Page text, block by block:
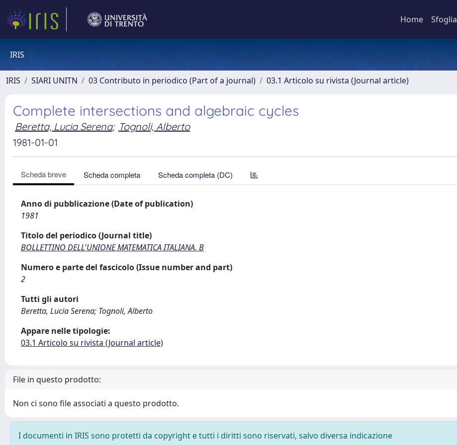
Home Sfoglia
IRIS
IRIS SIARI UNITN 03 Contributo in periodico (Part of a journal) 03.1 Articolo su rivista (Journal article)
Complete intersections and algebraic cycles
Beretta, Lucia Serena; Tognoli, Alberto
1981-01-01
Scheda breve Scheda completa Scheda completa (DC)
Anno di pubblicazione (Date of publication)
1981
Titolo del periodico (Journal title)
BOLLETTINO DELL'UNIONE MATEMATICA ITALIANA. B
Numero e parte del fascicolo (Issue number and part)
2
Tutti gli autori
Beretta, Lucia Serena; Tognoli, Alberto
Appare nelle tipologie:
03.1 Articolo su rivista (Journal article)
File in questo prodotto:
Non ci sono file associati a questo prodotto.
I documenti in IRIS sono protetti da copyright e tutti i diritti sono riservati, salvo diversa indicazione